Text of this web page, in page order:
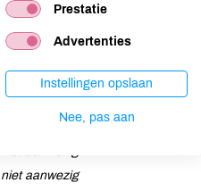
aanwezig
niet aanwezig
niet aanwezig
niet aanwezig
Prestatie
Advertenties
Instellingen opslaan
Nee, pas aan